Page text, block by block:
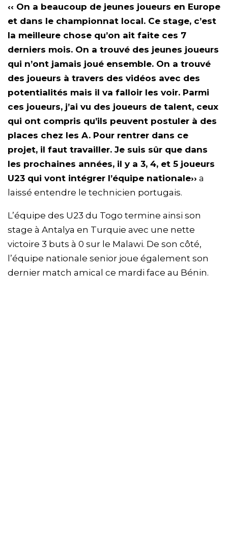
‹‹ On a beaucoup de jeunes joueurs en Europe
et dans le championnat local. Ce stage, c’est
la meilleure chose qu’on ait faite ces 7
derniers mois. On a trouvé des jeunes joueurs
qui n’ont jamais joué ensemble. On a trouvé
des joueurs à travers des vidéos avec des
potentialités mais il va falloir les voir. Parmi
ces joueurs, j’ai vu des joueurs de talent, ceux
qui ont compris qu’ils peuvent postuler à des
places chez les A. Pour rentrer dans ce
projet, il faut travailler. Je suis sûr que dans
les prochaines années, il y a 3, 4, et 5 joueurs
U23 qui vont intégrer l’équipe nationale›› a
laissé entendre le technicien portugais.
L’équipe des U23 du Togo termine ainsi son
stage à Antalya en Turquie avec une nette
victoire 3 buts à 0 sur le Malawi. De son côté,
l’équipe nationale senior joue également son
dernier match amical ce mardi face au Bénin.